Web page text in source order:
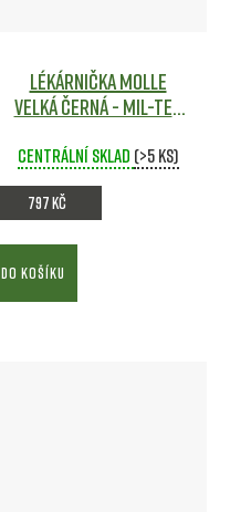
Lékárnička MOLLE
velká černá - Mil-tec
Centrální sklad (>5 ks)
797 Kč
DO KOŠÍKU